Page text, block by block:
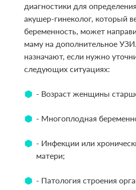
диагностики для
акушер-гинеколог, который
беременность, может
маму на дополнительное
назначают, если нужно
следующих ситуациях:
- Возраст женщины
- Многоплодная
- Инфекции или
матери;
- Патология строения